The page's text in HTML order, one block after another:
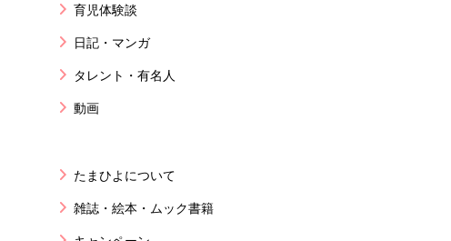
育児体験談
日記・マンガ
タレント・有名人
動画
たまひよについて
雑誌・絵本・ムック書籍